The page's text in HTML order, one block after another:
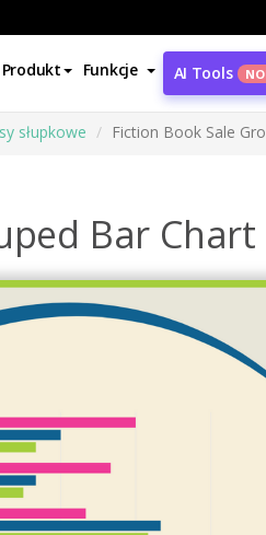
Produkt Funkcje AI Tools
słupkowe Fiction Book Sale
Bar Chart